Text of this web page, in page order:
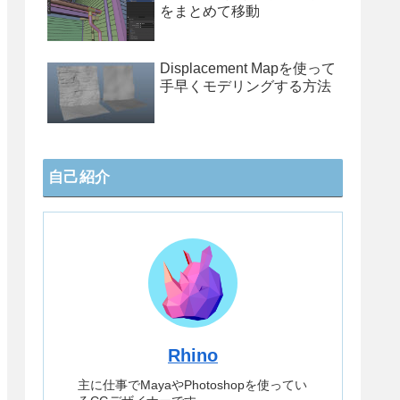
をまとめて移動
Displacement Mapを使って
手早くモデリングする方法
自己紹介
Rhino
主に仕事でMayaやPhotoshopを使ってい